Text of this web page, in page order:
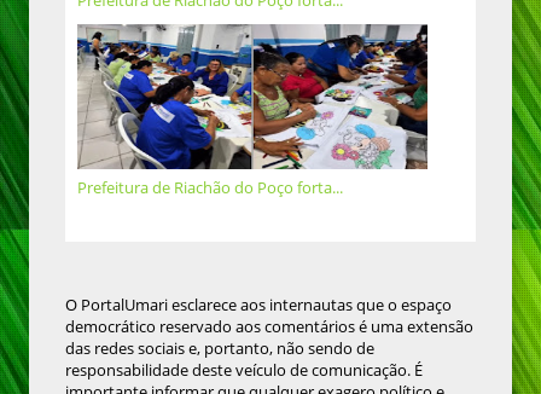
Prefeitura de Riachão do Poço forta...
O PortalUmari esclarece aos internautas que o espaço
democrático reservado aos comentários é uma extensão
das redes sociais e, portanto, não sendo de
responsabilidade deste veículo de comunicação. É